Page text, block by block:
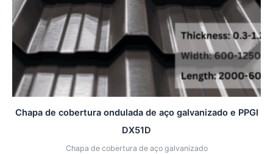
Chapa de cobertura ondulada de aço galvanizado e PPGI
DX51D
Chapa de cobertura de aço galvanizado